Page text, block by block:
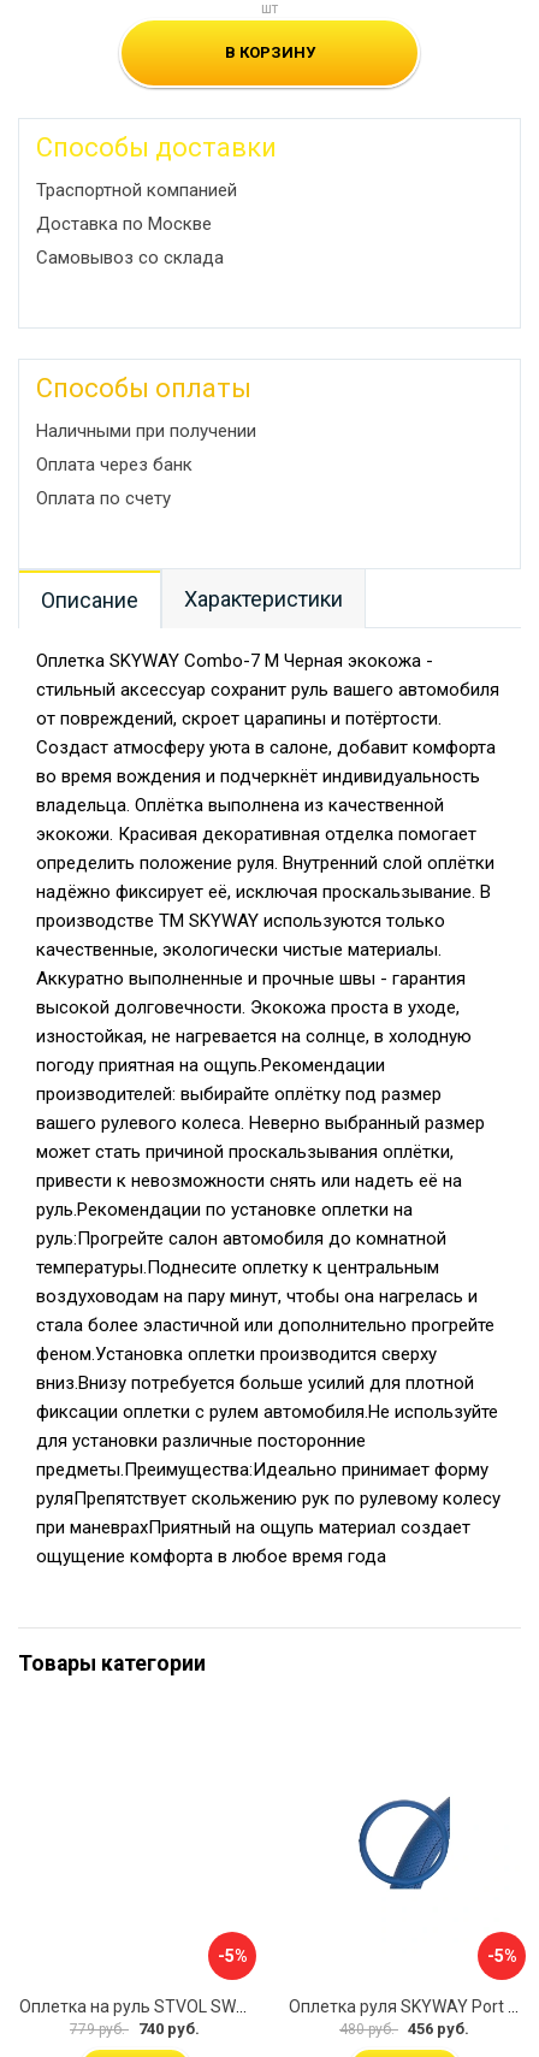
шт
В КОРЗИНУ
Способы доставки
Траспортной компанией
Доставка по Москве
Самовывоз со склада
Способы оплаты
Наличными при получении
Оплата через банк
Оплата по счету
Описание Характеристики
Оплетка SKYWAY Combo-7 M Черная экокожа -
стильный аксессуар сохранит руль вашего автомобиля
от повреждений, скроет царапины и потёртости.
Создаст атмосферу уюта в салоне, добавит комфорта
во время вождения и подчеркнёт индивидуальность
владельца. Оплётка выполнена из качественной
экокожи. Красивая декоративная отделка помогает
определить положение руля. Внутренний слой оплётки
надёжно фиксирует её, исключая проскальзывание. В
производстве TM SKYWAY используются только
качественные, экологически чистые материалы.
Аккуратно выполненные и прочные швы - гарантия
высокой долговечности. Экокожа проста в уходе,
изностойкая, не нагревается на солнце, в холодную
погоду приятная на ощупь.Рекомендации
производителей: выбирайте оплётку под размер
вашего рулевого колеса. Неверно выбранный размер
может стать причиной проскальзывания оплётки,
привести к невозможности снять или надеть её на
руль.Рекомендации по установке оплетки на
руль:Прогрейте салон автомобиля до комнатной
температуры.Поднесите оплетку к центральным
воздуховодам на пару минут, чтобы она нагрелась и
стала более эластичной или дополнительно прогрейте
феном.Установка оплетки производится сверху
вниз.Внизу потребуется больше усилий для плотной
фиксации оплетки с рулем автомобиля.Не используйте
для установки различные посторонние
предметы.Преимущества:Идеально принимает форму
руляПрепятствует скольжению рук по рулевому колесу
при маневрахПриятный на ощупь материал создает
ощущение комфорта в любое время года
Товары категории
-5%
779 руб. 740 руб.
-5%
480 руб. 456 руб.